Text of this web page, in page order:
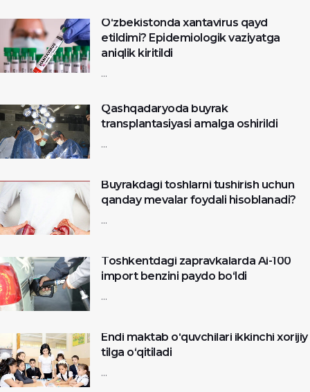
O‘zbekistonda xantavirus qayd
etildimi? Epidemiologik vaziyatga
aniqlik kiritildi
...
Qashqadaryoda buyrak
transplantasiyasi amalga oshirildi
​​​​...
Buyrakdagi toshlarni tushirish uchun
qanday mevalar foydali hisoblanadi?
...
Toshkentdagi zapravkalarda Ai-100
import benzini paydo bo‘ldi
...
Endi maktab o‘quvchilari ikkinchi xorijiy
tilga o‘qitiladi
...